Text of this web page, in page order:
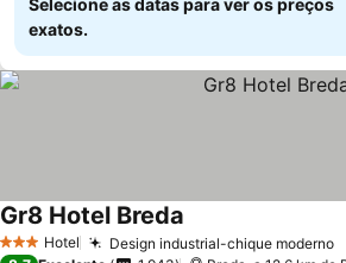
Selecione as datas para ver os preços
exatos.
3 EstrelasHotel Design industrial-chique moderno
Gr8 Hotel Breda